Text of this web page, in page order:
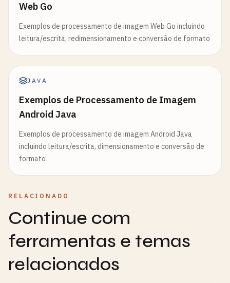
Web Go
Exemplos de processamento de imagem Web Go incluindo
leitura/escrita, redimensionamento e conversão de formato
JAVA
Exemplos de Processamento de Imagem
Android Java
Exemplos de processamento de imagem Android Java
incluindo leitura/escrita, dimensionamento e conversão de
formato
RELACIONADO
Continue com
ferramentas e temas
relacionados